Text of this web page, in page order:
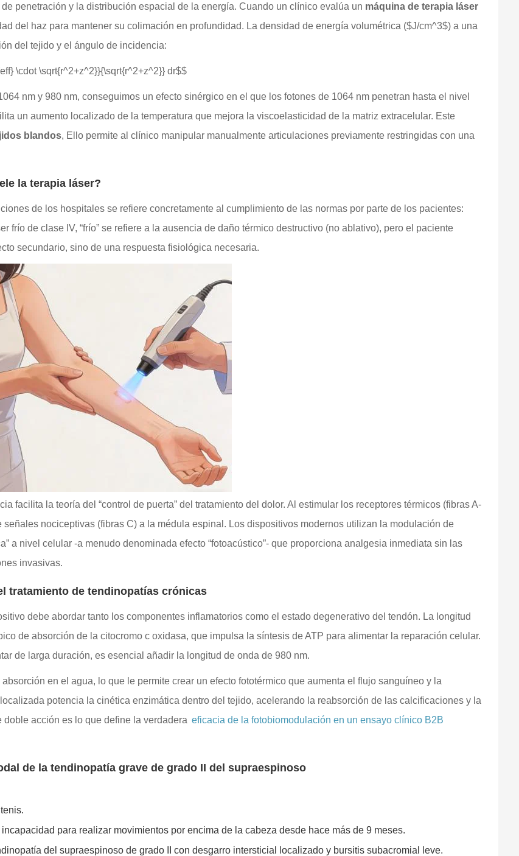
penetración y la distribución espacial de la energía. Cuando un clínico evalúa un máquina de terapia láser
del haz para mantener su colimación en profundidad. La densidad de energía volumétrica ($J/cm^3$) a una
del tejido y el ángulo de incidencia:
\cdot \sqrt{r^2+z^2}}{\sqrt{r^2+z^2}} dr$$
nm y 980 nm, conseguimos un efecto sinérgico en el que los fotones de 1064 nm penetran hasta el nivel
un aumento localizado de la temperatura que mejora la viscoelasticidad de la matriz extracelular. Este
blandos, Ello permite al clínico manipular manualmente articulaciones previamente restringidas con una
la terapia láser?
de los hospitales se refiere concretamente al cumplimiento de las normas por parte de los pacientes:
frío de clase IV, “frío” se refiere a la ausencia de daño térmico destructivo (no ablativo), pero el paciente
secundario, sino de una respuesta fisiológica necesaria.
facilita la teoría del “control de puerta” del tratamiento del dolor. Al estimular los receptores térmicos (fibras A-
nociceptivas (fibras C) a la médula espinal. Los dispositivos modernos utilizan la modulación de
a nivel celular -a menudo denominada efecto “fotoacústico”- que proporciona analgesia inmediata sin las
invasivas.
tratamiento de tendinopatías crónicas
debe abordar tanto los componentes inflamatorios como el estado degenerativo del tendón. La longitud
de absorción de la citocromo c oxidasa, que impulsa la síntesis de ATP para alimentar la reparación celular.
de larga duración, es esencial añadir la longitud de onda de 980 nm.
en el agua, lo que le permite crear un efecto fototérmico que aumenta el flujo sanguíneo y la
potencia la cinética enzimática dentro del tejido, acelerando la reabsorción de las calcificaciones y la
acción es lo que define la verdadera eficacia de la fotobiomodulación en un ensayo clínico B2B
de la tendinopatía grave de grado II del supraespinoso
para realizar movimientos por encima de la cabeza desde hace más de 9 meses.
del supraespinoso de grado II con desgarro intersticial localizado y bursitis subacromial leve.